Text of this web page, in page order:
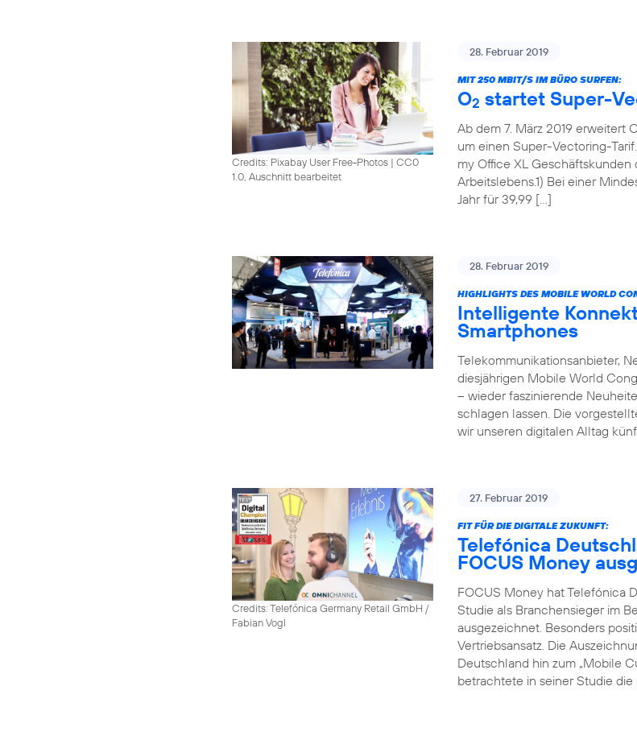
Credits: Pixabay User Free-Photos | CC0
1.0, Auschnitt bearbeitet
28. Februar 2019
MIT 250 MBIT/S IM BÜRO SURFEN:
O2 startet Super-
Ab dem 7. März 2019 erweitert
um einen Super-Vectoring-
my Office XL
Arbeitslebens.1) Bei einer
Jahr für 39,99 […]
28. Februar 2019
HIGHLIGHTS DES MOBILE WORLD
Intelligente
Smartphones
Telekommunikationsanbieter,
diesjährigen Mobile World
– wieder faszinierende
schlagen lassen. Die
wir unseren digitalen Alltag
Credits: Telefónica Germany Retail GmbH /
Fabian Vogl
27. Februar 2019
FIT FÜR DIE DIGITALE ZUKUNFT:
Telefónica
FOCUS Money
FOCUS Money hat Telefónica
Studie als Branchensieger im
ausgezeichnet. Besonders
Vertriebsansatz. Die
Deutschland hin zum „Mobile
betrachtete in seiner Studie